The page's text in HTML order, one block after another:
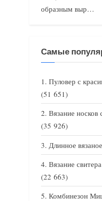
образным выр…
Самые
Пуловер с
(51 651)
Вязание носков
(35 926)
Длинное
Вязание
(22 663)
Комбинезон